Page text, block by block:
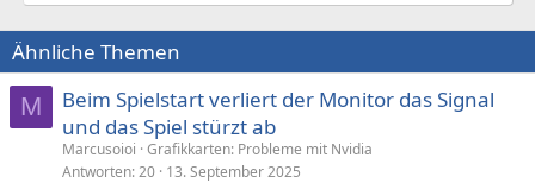
i
o
n
e
n
:
Ähnliche Themen
M
Beim Spielstart verliert der Monitor das Signal
und das Spiel stürzt ab
Marcusoioi Grafikkarten: Probleme mit Nvidia
Antworten 20 13. September 2025